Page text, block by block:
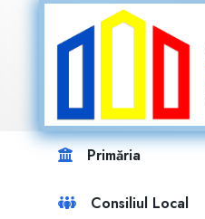
Primăria
Consiliul Local